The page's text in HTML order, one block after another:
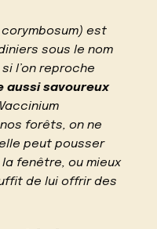
est
sous le nom
l’on reproche
aussi savoureux
forêts, on ne
peut pousser
fenêtre, ou mieux
de lui offrir des